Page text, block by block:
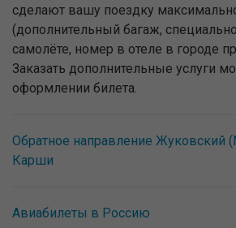
сделают вашу поездку
(дополнительный багаж,
самолёте, номер в отеле в городе
Заказать дополнительные услуги
оформлении билета.
Обратное направление Жуковский
Карши
Авиабилеты в Россию